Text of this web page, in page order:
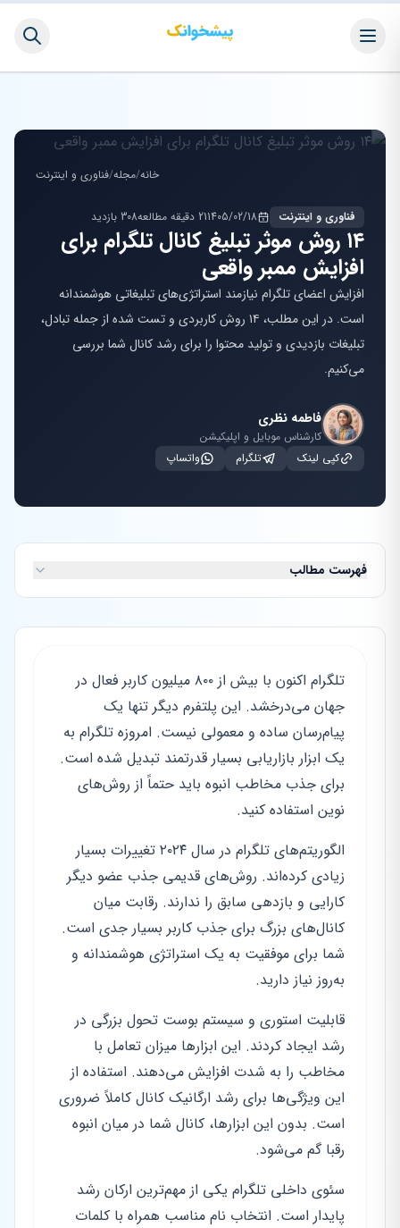
خانه/مجله/فناوری و اینترنت
فناوری و اینترنت 1405/02/1821 دقیقه مطالعه 308 بازدید
۱۴ روش موثر تبلیغ کانال تلگرام برای
افزایش ممبر واقعی
افزایش اعضای تلگرام نیازمند استراتژی‌های تبلیغاتی هوشمندانه
است. در این مطلب، ۱۴ روش کاربردی و تست شده از جمله تبادل،
تبلیغات بازدیدی و تولید محتوا را برای رشد کانال شما بررسی
می‌کنیم.
فاطمه نظری
کارشناس موبایل و اپلیکیشن
کپی لینک
تلگرام واتساپ
فهرست مطالب
تلگرام اکنون با بیش از ۸۰۰ میلیون کاربر فعال در
جهان می‌درخشد. این پلتفرم دیگر تنها یک
پیام‌رسان ساده و معمولی نیست. امروزه تلگرام به
یک ابزار بازاریابی بسیار قدرتمند تبدیل شده است.
برای جذب مخاطب انبوه باید حتماً از روش‌های
نوین استفاده کنید.
الگوریتم‌های تلگرام در سال ۲۰۲۴ تغییرات بسیار
زیادی کرده‌اند. روش‌های قدیمی جذب عضو دیگر
کارایی و بازدهی سابق را ندارند. رقابت میان
کانال‌های بزرگ برای جذب کاربر بسیار جدی است.
شما برای موفقیت به یک استراتژی هوشمندانه و
به‌روز نیاز دارید.
قابلیت استوری و سیستم بوست تحول بزرگی در
رشد ایجاد کردند. این ابزارها میزان تعامل با
مخاطب را به شدت افزایش می‌دهند. استفاده از
این ویژگی‌ها برای رشد ارگانیک کانال کاملاً ضروری
است. بدون این ابزارها، کانال شما در میان انبوه
رقبا گم می‌شود.
سئوی داخلی تلگرام یکی از مهم‌ترین ارکان رشد
پایدار است. انتخاب نام مناسب همراه با کلمات